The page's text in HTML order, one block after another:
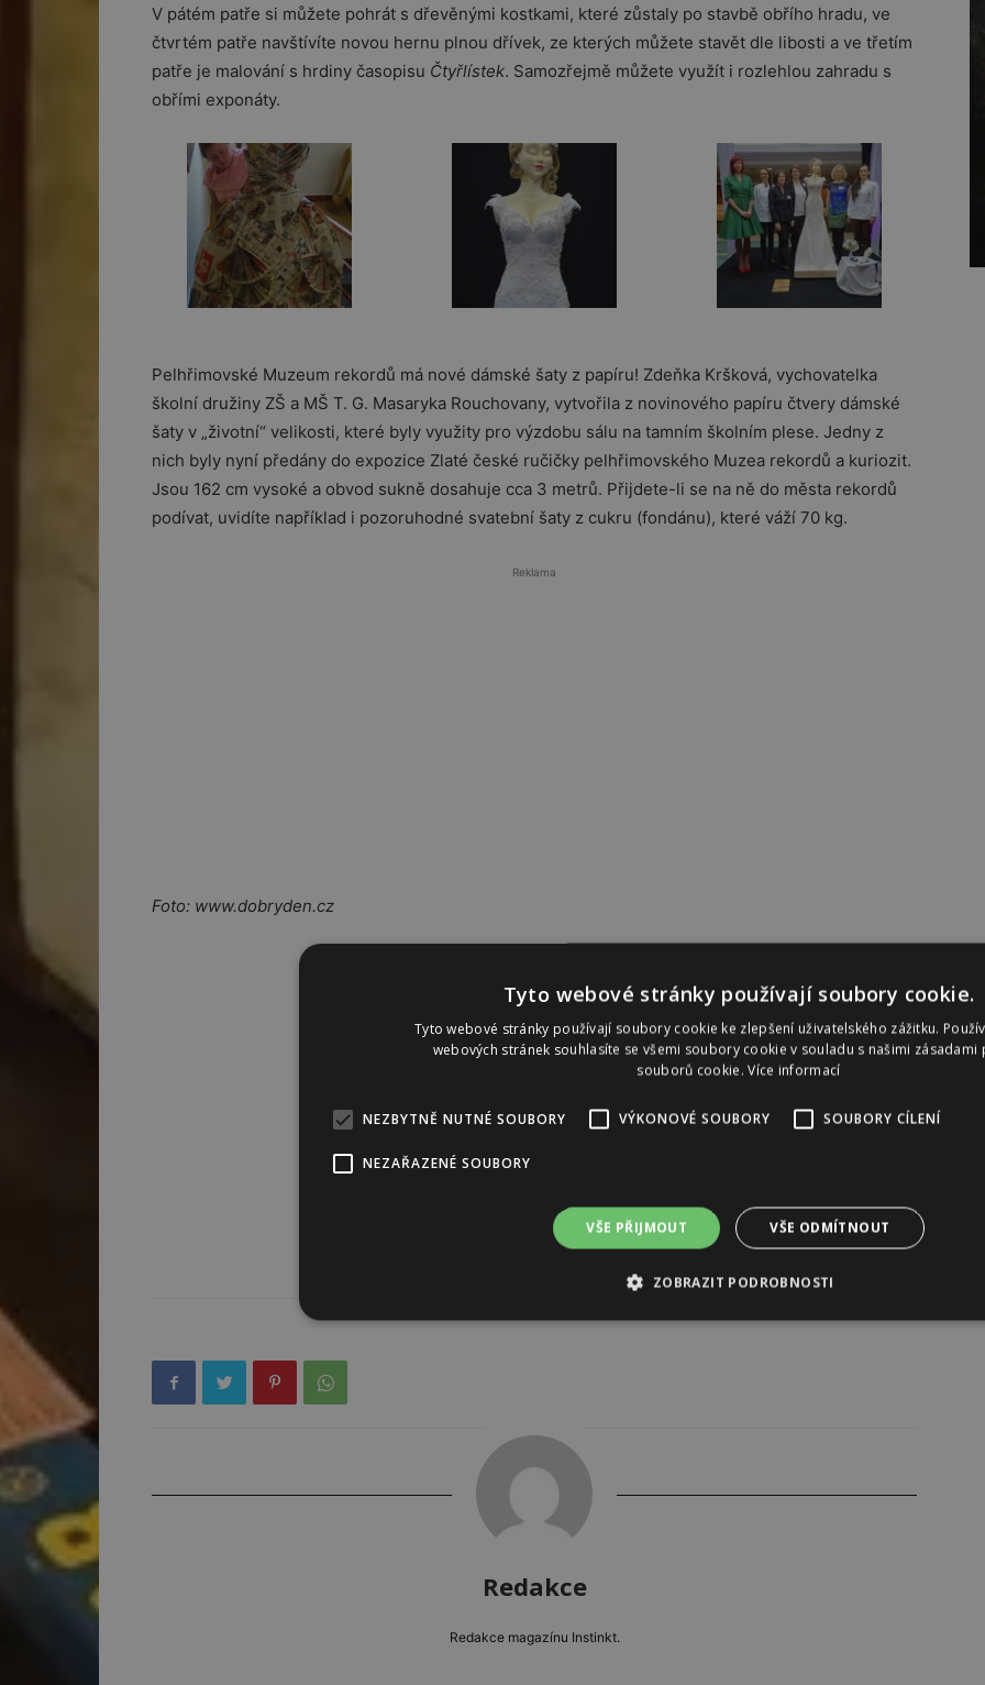
V pátém patře si můžete pohrát s dřevěnými kostkami, které zůstaly po stavbě obřího hradu, ve
čtvrtém patře navštívíte novou hernu plnou dřívek, ze kterých můžete stavět dle libosti a ve třetím
patře je malování s hrdiny časopisu Čtyřlístek. Samozřejmě můžete využít i rozlehlou zahradu s
obřími exponáty.
Pelhřimovské Muzeum rekordů má nové dámské šaty z papíru! Zdeňka Kršková, vychovatelka
školní družiny ZŠ a MŠ T. G. Masaryka Rouchovany, vytvořila z novinového papíru čtvery dámské
šaty v „životní“ velikosti, které byly využity pro výzdobu sálu na tamním školním plese. Jedny z
nich byly nyní předány do expozice Zlaté české ručičky pelhřimovského Muzea rekordů a kuriozit.
Jsou 162 cm vysoké a obvod sukně dosahuje cca 3 metrů. Přijdete-li se na ně do města rekordů
podívat, uvidíte například i pozoruhodné svatební šaty z cukru (fondánu), které váží 70 kg.
Reklama
Foto: www.dobryden.cz
Redakce
Redakce magazínu Instinkt.
Tyto webové stránky používají soubory cookie.
Tyto webové stránky používají soubory cookie ke zlepšení uživatelského zážitku.
webových stránek souhlasíte se všemi soubory cookie v souladu s našimi zásadami
souborů cookie.Více informací
NEZBYTNĚ NUTNÉ SOUBORY VÝKONOVÉ SOUBORY SOUBORY CÍLENÍ
NEZAŘAZENÉ SOUBORY
VŠE PŘIJMOUT VŠE ODMÍTNOUT
ZOBRAZIT PODROBNOSTI